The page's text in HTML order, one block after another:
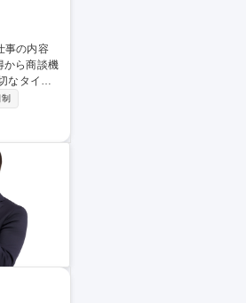
から商談機
体的な仕
た顧客
/フィール